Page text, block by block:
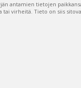
antamien tietojen
virheitä. Tieto on siis